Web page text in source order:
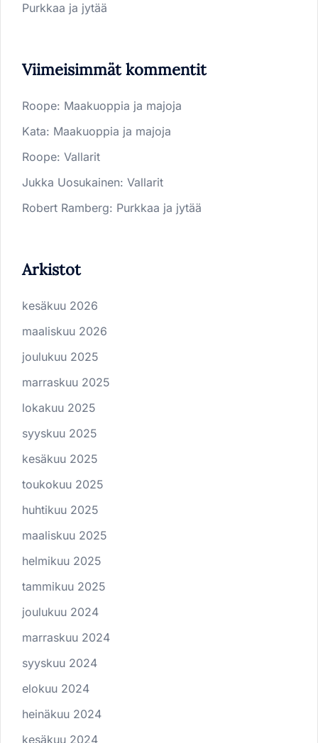
Purkkaa ja jytää
Viimeisimmät kommentit
Roope: Maakuoppia ja majoja
Kata: Maakuoppia ja majoja
Roope: Vallarit
Jukka Uosukainen: Vallarit
Robert Ramberg: Purkkaa ja jytää
Arkistot
kesäkuu 2026
maaliskuu 2026
joulukuu 2025
marraskuu 2025
lokakuu 2025
syyskuu 2025
kesäkuu 2025
toukokuu 2025
huhtikuu 2025
maaliskuu 2025
helmikuu 2025
tammikuu 2025
joulukuu 2024
marraskuu 2024
syyskuu 2024
elokuu 2024
heinäkuu 2024
kesäkuu 2024